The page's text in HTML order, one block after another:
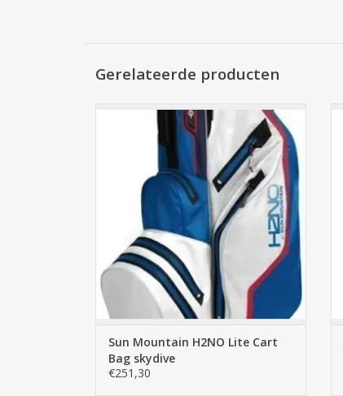
Gerelateerde producten
De Sun Mountain H2NO Lite Cart Bag
model 2021 borduurt voort op alle
successen van voorgaande modellen en
helpt u om uw spullen droog en
georganiseerd te houden. Deze golftas
van Sun Mountain is een sportieve tas met
een 10 inch top en 14 individuele club
TOEVOEGEN AAN WINKELWAGEN
Sun Mountain H2NO Lite Cart
Bag skydive
€251,30